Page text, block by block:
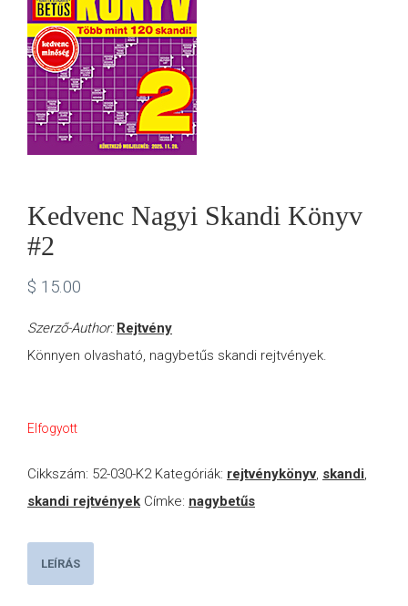
SHOP
KAPCSOLAT
US
Kedvenc Nagyi Skandi Könyv
#2
$ 15.00
Szerző-Author: Rejtvény
Könnyen olvasható, nagybetűs skandi rejtvények.
Elfogyott
Cikkszám: 52-030-K2 Kategóriák: rejtvénykönyv, skandi,
skandi rejtvények Címke: nagybetűs
LEÍRÁS